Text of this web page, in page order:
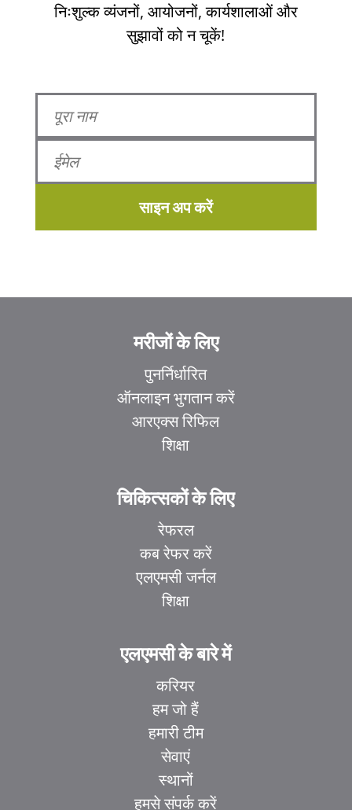
निःशुल्क व्यंजनों, आयोजनों, कार्यशालाओं और
सुझावों को न चूकें!
साइन अप करें
मरीजों के लिए
पुनर्निर्धारित
ऑनलाइन भुगतान करें
आरएक्स रिफिल
शिक्षा
चिकित्सकों के लिए
रेफरल
कब रेफर करें
एलएमसी जर्नल
शिक्षा
एलएमसी के बारे में
करियर
हम जो हैं
हमारी टीम
सेवाएं
स्थानों
हमसे संपर्क करें